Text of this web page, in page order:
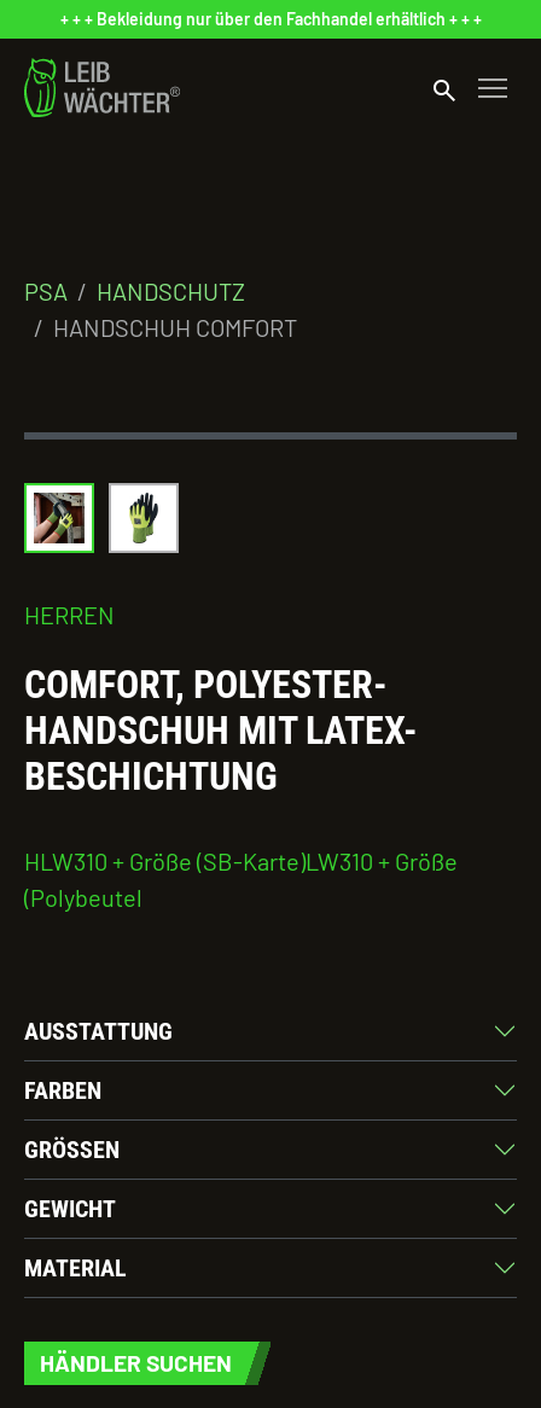
+ + + Bekleidung nur über den Fachhandel erhältlich + + +
search
PSA
HANDSCHUTZ
HANDSCHUH COMFORT
HERREN
COMFORT, POLYESTER-
HANDSCHUH MIT LATEX-
BESCHICHTUNG
HLW310 + Größe (SB-Karte)LW310 + Größe
(Polybeutel
AUSSTATTUNG
FARBEN
GRÖSSEN
GEWICHT
MATERIAL
HÄNDLER SUCHEN